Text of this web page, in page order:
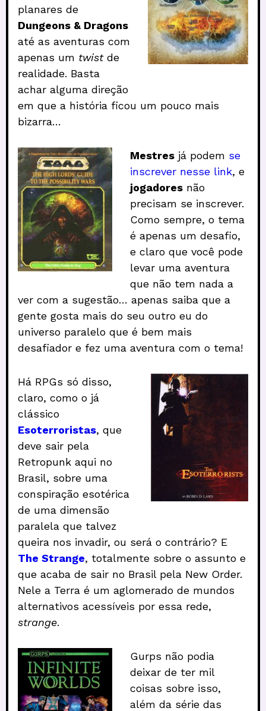
planares de
Dungeons & Dragons
até as aventuras com
apenas um twistde
realidade. Basta
achar alguma direção
em que a história ficou um pouco mais
bizarra…
Mestres já podem se
inscrever nesse link, e
jogadores não
precisam se inscrever.
Como sempre, o tema
é apenas um desafio,
e claro que você pode
levar uma aventura
que não tem nada a
ver com a sugestão… apenas saiba que a
gente gosta mais do seu outro eu do
universo paralelo que é bem mais
desafiador e fez uma aventura com o tema!
Há RPGs só disso,
claro, como o já
clássico
Esoterroristas, que
deve sair pela
Retropunk aqui no
Brasil, sobre uma
conspiração esotérica
de uma dimensão
paralela que talvez
queira nos invadir, ou será o contrário? E
The Strange, totalmente sobre o assunto e
que acaba de sair no Brasil pela New Order.
Nele a Terra é um aglomerado de mundos
alternativos acessíveis por essa rede,
strange.
Gurps não podia
deixar de ter mil
coisas sobre isso,
além da série das